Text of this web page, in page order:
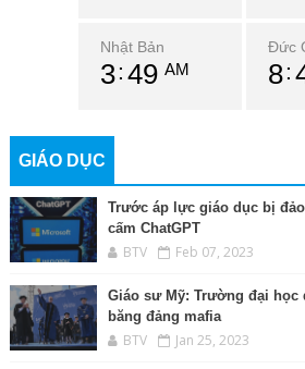
Nhật Bản
3 49 AM
Đức
8
GIÁO DỤC
Trước áp lực giáo dục bị
cấm ChatGPT
BTV Feb 07, 2023
Giáo sư Mỹ: Trường đại
băng đảng mafia
BTV Jan 25, 2023